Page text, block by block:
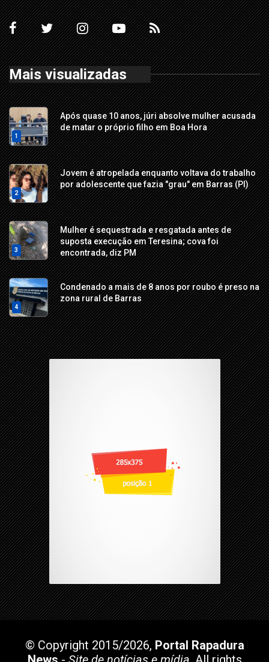
Mais visualizadas
1
Após quase 10 anos, júri absolve mulher acusada
de matar o próprio filho em Boa Hora
2
Jovem é atropelada enquanto voltava do trabalho
por adolescente que fazia "grau" em Barras (PI)
3
Mulher é sequestrada e resgatada antes de
suposta execução em Teresina; cova foi
encontrada, diz PM
4
Condenado a mais de 8 anos por roubo é preso na
zona rural de Barras
© Copyright 2015/2026, Portal Rapadura